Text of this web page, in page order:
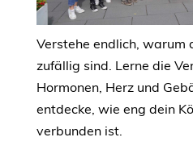
Verstehe endlich, warum
zufällig sind. Lerne die
Hormonen, Herz und
entdecke, wie eng dein
verbunden ist.